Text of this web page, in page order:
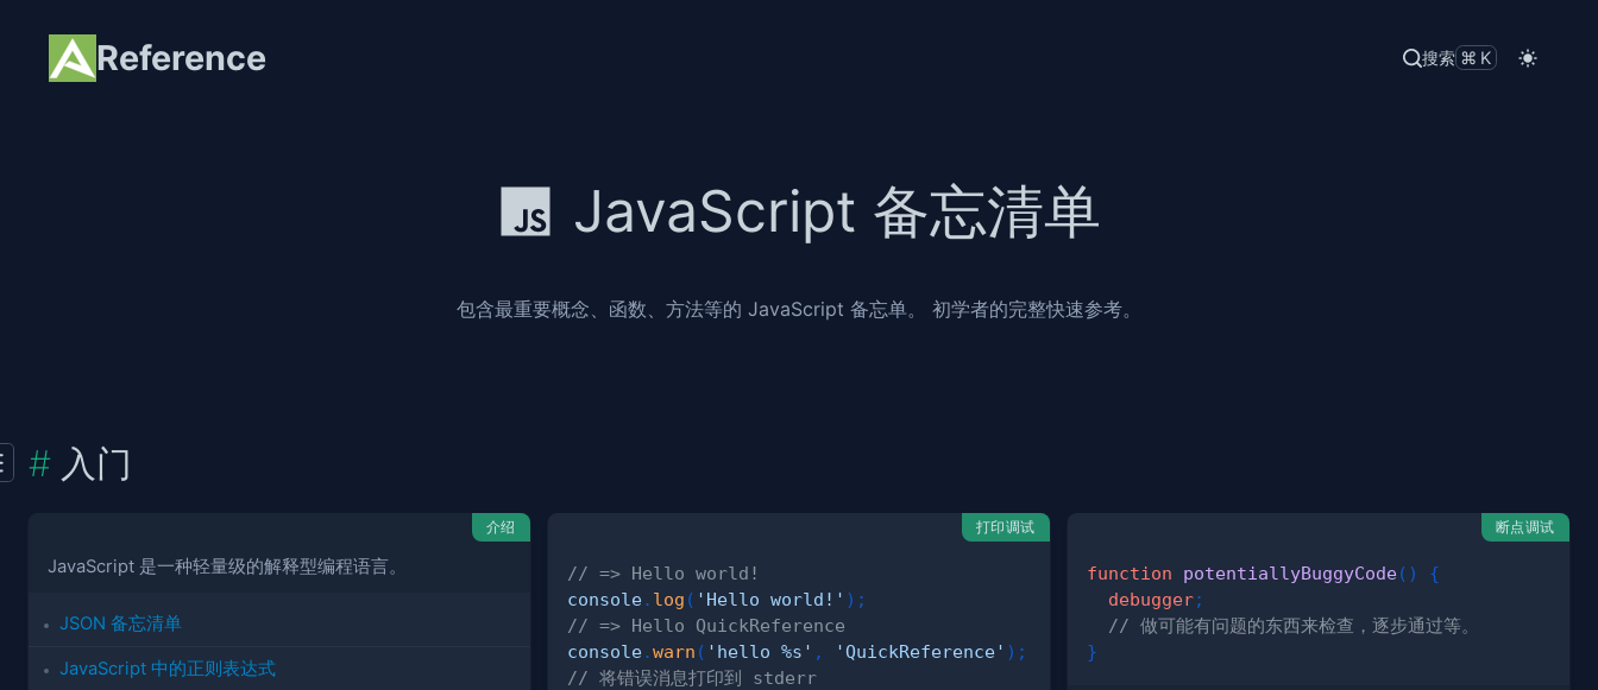
Reference 搜索 ⌘K
JavaScript 备忘清单
包含最重要概念、函数、方法等的 JavaScript 备忘单。 初学者的完整快速参考。
入门
介绍
JavaScript 是一种轻量级的解释型编程语言。
JSON 备忘清单
JavaScript 中的正则表达式
打印调试
// => Hello world!
console. log ( 'Hello world!' ) ;
// => Hello QuickReference
console.warn ( 'hello %s' , 'QuickReference' ) ;
// 将错误消息打印到 stderr
断点调试
function potentiallyBuggyCode( )
{
debugger;
// 做可能有问题的东西来检查，逐步通过等。
}